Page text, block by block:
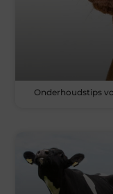
Onderhoudstips